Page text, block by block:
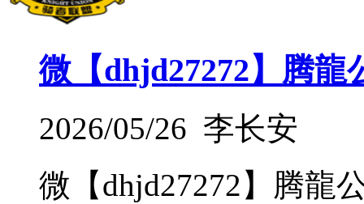
微【dhjd27272】腾龍
2026/05/26 李长安
微【dhjd27272】腾龍